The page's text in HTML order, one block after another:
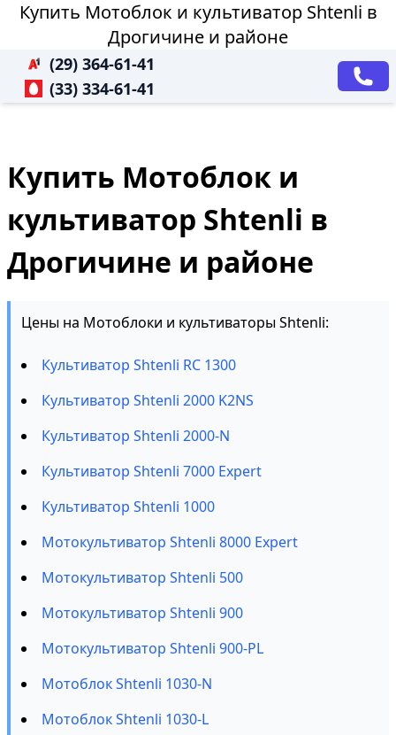
Купить Мотоблок и культиватор Shtenli в
Дрогичине и районе
(29) 364-61-41
(33) 334-61-41
Купить Мотоблок и
культиватор Shtenli в
Дрогичине и районе
Цены на Мотоблоки и культиваторы Shtenli:
Культиватор Shtenli RC 1300
Культиватор Shtenli 2000 K2NS
Культиватор Shtenli 2000-N
Культиватор Shtenli 7000 Expert
Культиватор Shtenli 1000
Мотокультиватор Shtenli 8000 Expert
Мотокультиватор Shtenli 500
Мотокультиватор Shtenli 900
Мотокультиватор Shtenli 900-PL
Мотоблок Shtenli 1030-N
Мотоблок Shtenli 1030-L